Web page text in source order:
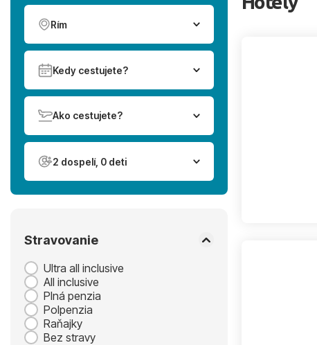
Rím
Kedy cestujete?
Ako cestujete?
2 dospelí, 0 deti
Stravovanie
Ultra all inclusive
All inclusive
Plná penzia
Polpenzia
Raňajky
Bez stravy